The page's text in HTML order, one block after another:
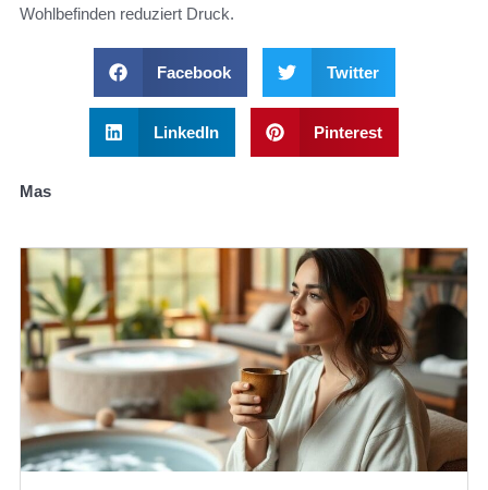
Wohlbefinden reduziert Druck.
Facebook Twitter
LinkedIn Pinterest
Mas